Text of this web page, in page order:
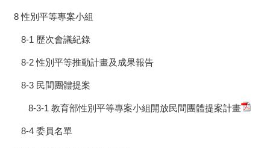
8 性別平等專案小組
8-1 歷次會議紀錄
8-2 性別平等推動計畫及成果報告
8-3 民間團體提案
8-3-1 教育部性別平等專案小組開放民間團體提案計畫
8-4 委員名單